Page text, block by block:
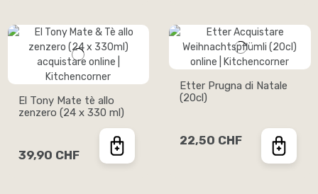
El Tony Mate tè allo
zenzero (24 x 330 ml)
39,90 CHF
Etter Prugna di Natale
(20cl)
22,50 CHF